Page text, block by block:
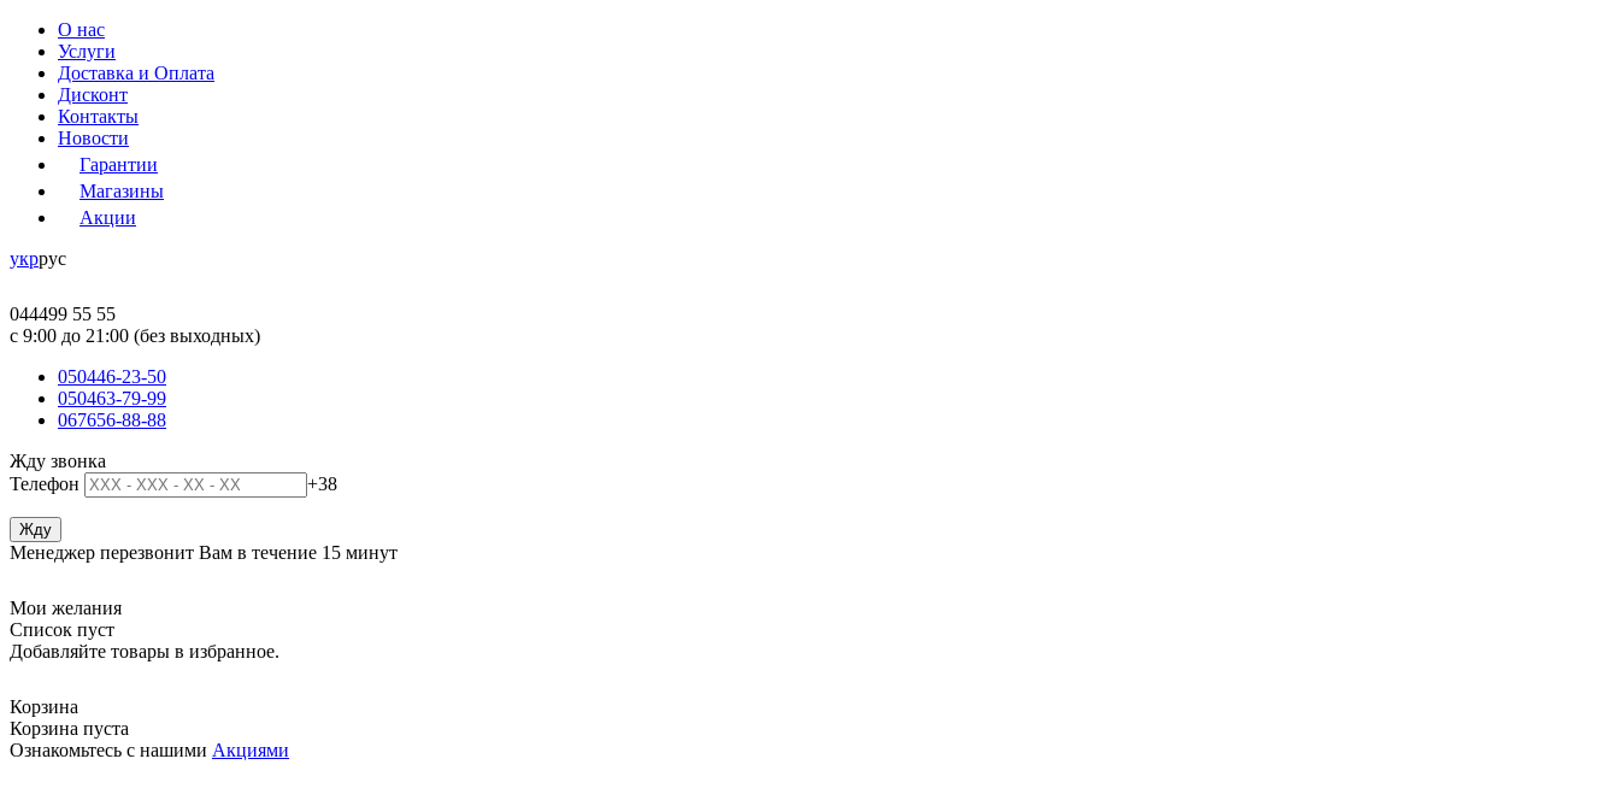
О нас
Услуги
Доставка и Оплата
Дисконт
Контакты
Новости
Гарантии
Магазины
Акции
укррус
044499 55 55
c 9:00 до 21:00 (без выходных)
050446-23-50
050463-79-99
067656-88-88
Жду звонка
Телефон
+38
Менеджер перезвонит Вам в течение 15 минут
Мои желания
Список пуст
Добавляйте товары в избранное.
Корзина
Корзина пуста
Ознакомьтесь с нашими Акциями